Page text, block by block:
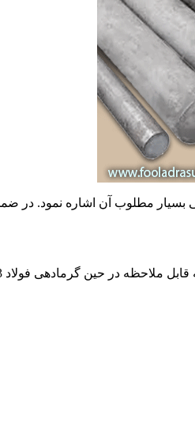
خواص برشی بسیار مطلوب آن اشاره